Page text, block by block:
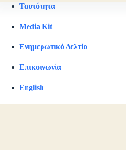
Ταυτότητα
Media Kit
Ενημερωτικό Δελτίο
Επικοινωνία
English